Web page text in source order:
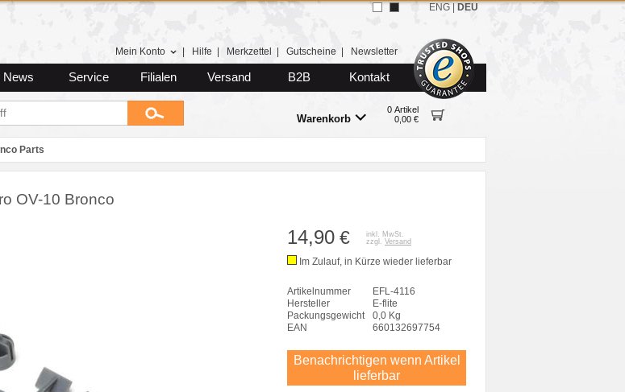
Mein Konto Hilfe Merkzettel Gutscheine Newsletter
News Service Filialen Versand B2B Kontakt
Warenkorb
0 Artikel
0,00 €
ENG DEU
Parts
OV-10 Bronco
14,90 €
inkl. MwSt.
zzgl. Versand
Im Zulauf, in Kürze wieder lieferbar
Artikelnummer
EFL-4116
Hersteller
E-flite
Packungsgewicht
0,0 Kg
EAN
660132697754
Benachrichtigen wenn Artikel
lieferbar